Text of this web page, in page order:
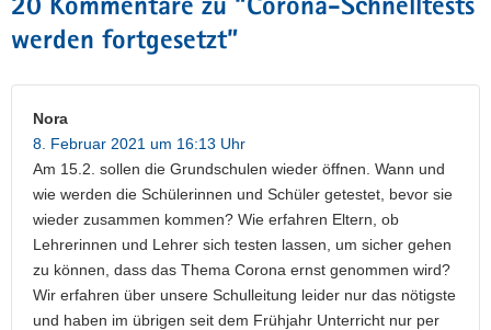
20 Kommentare zu “Corona-Schnelltests
werden fortgesetzt”
Nora
8. Februar 2021 um 16:13 Uhr
Am 15.2. sollen die Grundschulen wieder öffnen. Wann und
wie werden die Schülerinnen und Schüler getestet, bevor sie
wieder zusammen kommen? Wie erfahren Eltern, ob
Lehrerinnen und Lehrer sich testen lassen, um sicher gehen
zu können, dass das Thema Corona ernst genommen wird?
Wir erfahren über unsere Schulleitung leider nur das nötigste
und haben im übrigen seit dem Frühjahr Unterricht nur per